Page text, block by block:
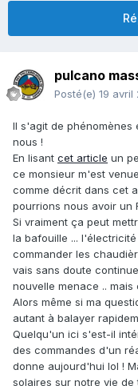
pulcano
Posté(e) 19 avril
Il s'agit de
nous !
En lisant cet article un
ce monsieur m'est
comme décrit dans cet
pourrions nous avoir un
Si vraiment ça peut
la bafouille ...
commander les
vais sans doute
nouvelle menace ..
Alors même si ma
autant à balayer
Quelqu'un ici s'est-il
des commandes d'un
donne aujourd'hui lol !
solaires sur notre vie